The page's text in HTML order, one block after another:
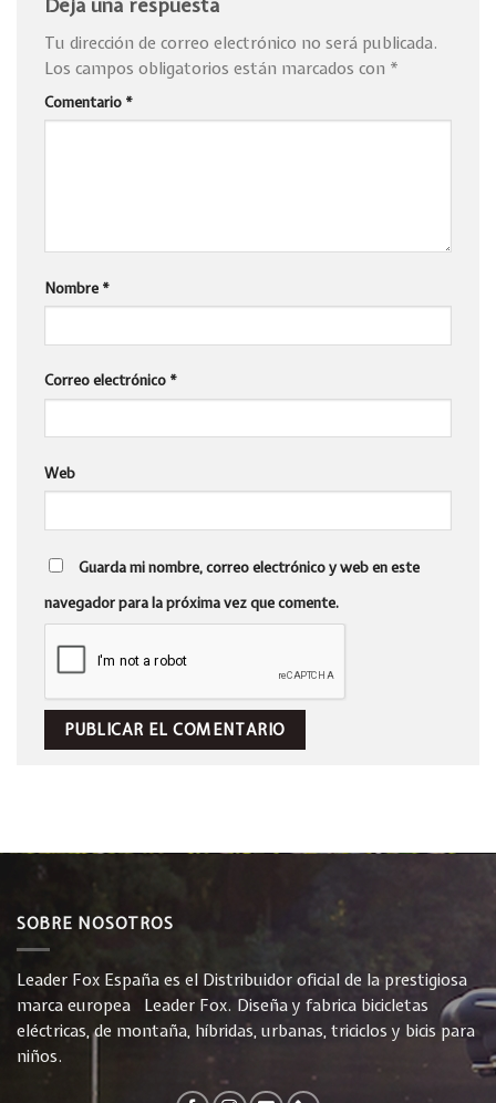
Deja una respuesta
Tu dirección de correo electrónico no será publicada.
Los campos obligatorios están marcados con *
Comentario *
Nombre *
Correo electrónico *
Web
Guarda mi nombre, correo electrónico y web en este
navegador para la próxima vez que comente.
SOBRE NOSOTROS
Leader Fox España es el Distribuidor oficial de la prestigiosa
marca europea Leader Fox. Diseña y fabrica bicicletas
eléctricas, de montaña, híbridas, urbanas, triciclos y bicis para
niños.